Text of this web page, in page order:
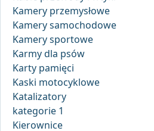
Kamery przemysłowe
Kamery samochodowe
Kamery sportowe
Karmy dla psów
Karty pamięci
Kaski motocyklowe
Katalizatory
kategorie 1
Kierownice